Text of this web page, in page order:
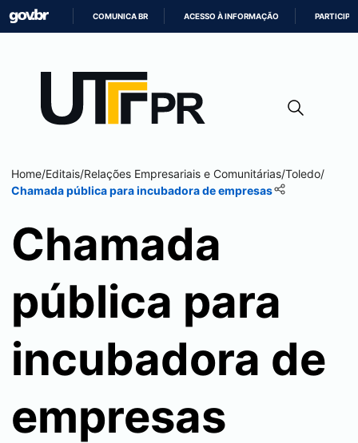
CONTEÚDO
COMUNICA BR ACESSO À INFORMAÇÃO PARTICIPE
Home/Editais/Relações Empresariais e Comunitárias/Toledo/
Chamada pública para incubadora de empresas
Chamada
pública para
incubadora de
empresas